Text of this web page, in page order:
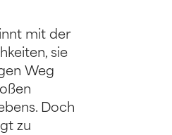
mit der
sie
Weg
Doch
zu